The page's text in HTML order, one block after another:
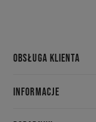
OBSŁUGA KLIENTA
INFORMACJE